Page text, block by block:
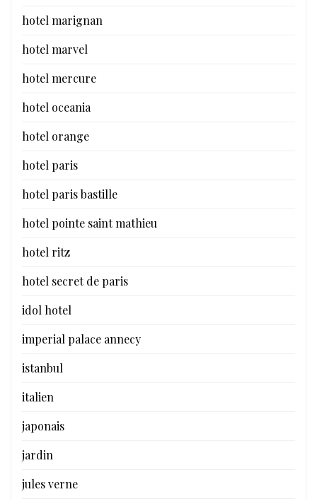
hotel marignan
hotel marvel
hotel mercure
hotel oceania
hotel orange
hotel paris
hotel paris bastille
hotel pointe saint mathieu
hotel ritz
hotel secret de paris
idol hotel
imperial palace annecy
istanbul
italien
japonais
jardin
jules verne